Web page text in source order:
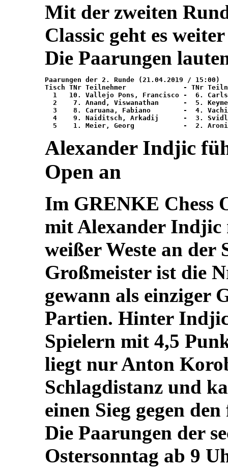
Mit der zweiten
Classic geht es
Die Paarungen
Paarungen der 2. Runde (21.04.2019 / 15:00)
Tisch TNr Teilnehmer 	          - TNr Teilnehmer 	        Ergebnis
1   10. Vallejo Pons, Francisco -  6. Carlsen,
  2    7. Anand, Viswanathan 	  -  5. Keymer, Vincent 	   -
  3    8. Caruana, Fabiano 	  -  4. Vachier-Lagrave, Maxime    -
  4    9. Naiditsch, Arkadij 	  -  3. Svidler, Peter 	           -
Alexander Indjic
Open an
Im GRENKE Chess
mit Alexander Indjic
weißer Weste an der
Großmeister ist die
gewann als einziger
Partien. Hinter
Spielern mit 4,5
liegt nur Anton
Schlagdistanz und
einen Sieg gegen
Die Paarungen der
Ostersonntag ab 9